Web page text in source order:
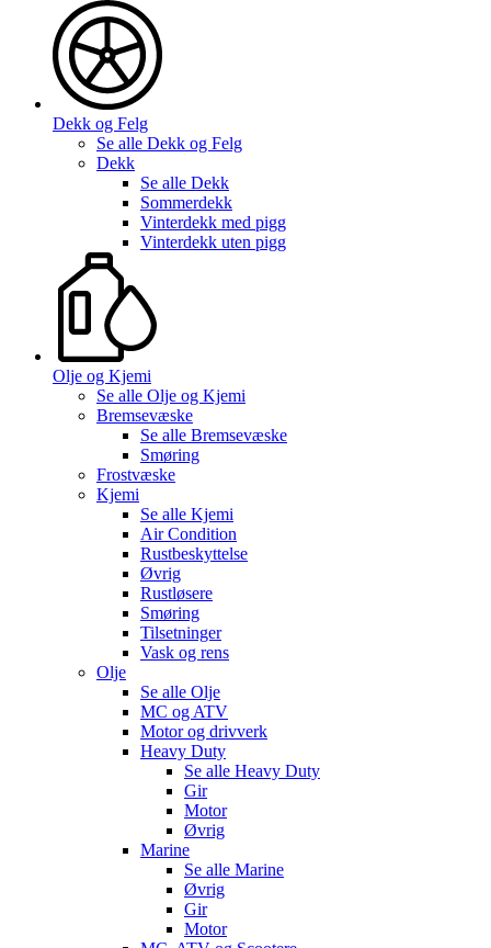
Dekk og Felg
Se alle Dekk og Felg
Dekk
Se alle Dekk
Sommerdekk
Vinterdekk med pigg
Vinterdekk uten pigg
Olje og Kjemi
Se alle Olje og Kjemi
Bremsevæske
Se alle Bremsevæske
Smøring
Frostvæske
Kjemi
Se alle Kjemi
Air Condition
Rustbeskyttelse
Øvrig
Rustløsere
Smøring
Tilsetninger
Vask og rens
Olje
Se alle Olje
MC og ATV
Motor og drivverk
Heavy Duty
Se alle Heavy Duty
Gir
Motor
Øvrig
Marine
Se alle Marine
Øvrig
Gir
Motor